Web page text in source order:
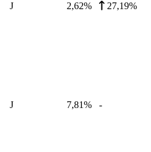
J 2,62% 27,19%
J 7,81% -